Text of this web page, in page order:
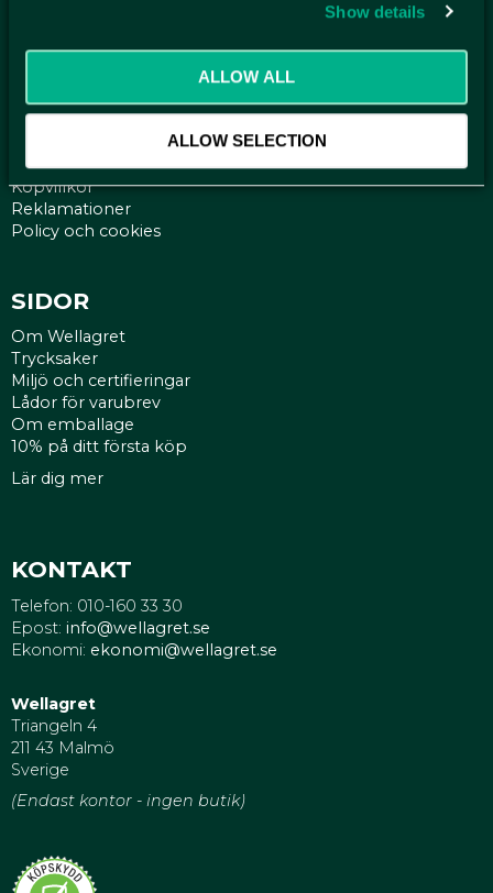
Show details
ALLOW ALL
ALLOW SELECTION
Få relevanta erbjudande och kampanjer, en möjlighet att
handla smartare helt enkelt.
KUNDTJÄNST
Mina sidor
Köpvillkor
Reklamationer
Policy och cookies
SIDOR
Om Wellagret
Trycksaker
Miljö och certifieringar
Lådor för varubrev
Om emballage
10% på ditt första köp
Lär dig mer
KONTAKT
Telefon: 010-160 33 30
Epost: info@wellagret.se
Ekonomi: ekonomi@wellagret.se
Wellagret
Triangeln 4
211 43 Malmö
Sverige
(Endast kontor - ingen butik)